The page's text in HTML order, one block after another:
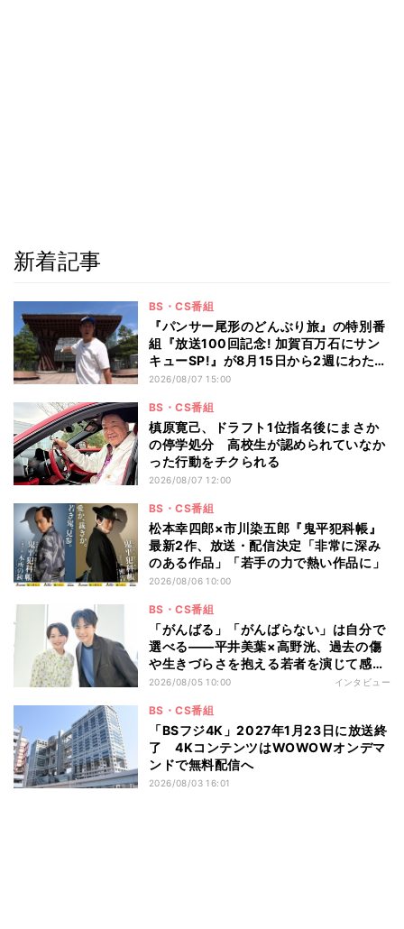
新着記事
BS・CS番組
『パンサー尾形のどんぶり旅』の特別番
組『放送100回記念! 加賀百万石にサン
キューSP!』が8月15日から2週にわたり
放送 100回記念にふさわしい豪華な金
2026/08/07 15:00
BS・CS番組
槙原寛己、ドラフト1位指名後にまさか
の停学処分 高校生が認められていなか
った行動をチクられる
2026/08/07 12:00
BS・CS番組
松本幸四郎×市川染五郎『鬼平犯科帳』
最新2作、放送・配信決定「非常に深み
のある作品」「若手の力で熱い作品に」
2026/08/06 10:00
BS・CS番組
「がんばる」「がんばらない」は自分で
選べる――平井美葉×高野洸、過去の傷
や生きづらさを抱える若者を演じて感じ
たこと
2026/08/05 10:00 インタビュー
BS・CS番組
「BSフジ4K」2027年1月23日に放送終
了 4KコンテンツはWOWOWオンデマ
ンドで無料配信へ
2026/08/03 16:01